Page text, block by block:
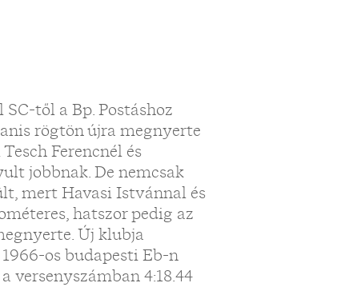
től a Bp. Postáshoz
rögtön újra megnyerte
Ferencnél és
jobbnak. De nemcsak
mert Havasi Istvánnal és
hatszor pedig az
Új klubja
os budapesti Eb-n
versenyszámban 4:18.44